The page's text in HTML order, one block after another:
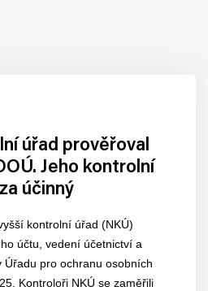
úřad prověřoval
Jeho kontrolní
účinný
kontrolní úřad (NKÚ)
účtu, vedení účetnictví a
pro ochranu osobních
Kontroloři NKÚ se zaměřili